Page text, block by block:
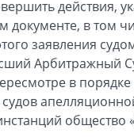
действия,
документе, в том
заявления
Арбитражный
в порядке
общество